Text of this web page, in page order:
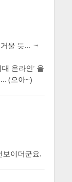
울 듯… ㅋ
온라인’ 을
(으아~)
보이더군요.